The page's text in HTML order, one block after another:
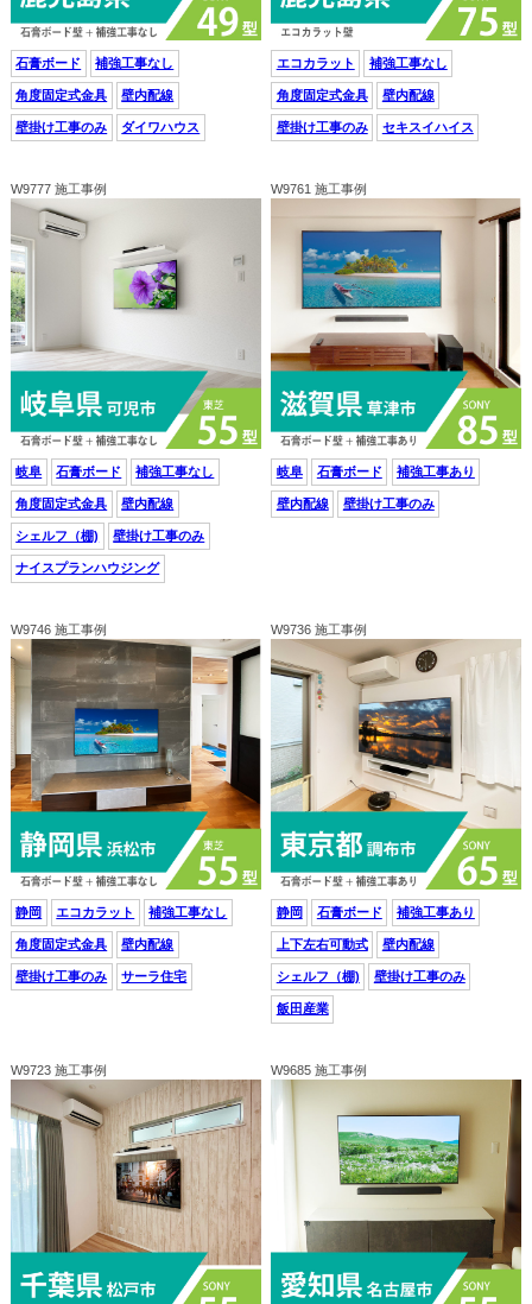
石膏ボード 補強工事なし
角度固定式金具 壁内配線
壁掛け工事のみ ダイワハウス
エコカラット 補強工事なし
角度固定式金具 壁内配線
壁掛け工事のみ セキスイハイス
W9777 施工事例
岐阜 石膏ボード 補強工事なし
角度固定式金具 壁内配線
シェルフ（棚) 壁掛け工事のみ
ナイスプランハウジング
W9761 施工事例
岐阜 石膏ボード 補強工事あり
壁内配線 壁掛け工事のみ
W9746 施工事例
静岡 エコカラット 補強工事なし
角度固定式金具 壁内配線
壁掛け工事のみ サーラ住宅
W9736 施工事例
静岡 石膏ボード 補強工事あり
上下左右可動式 壁内配線
シェルフ（棚) 壁掛け工事のみ
飯田産業
W9723 施工事例 W9685 施工事例